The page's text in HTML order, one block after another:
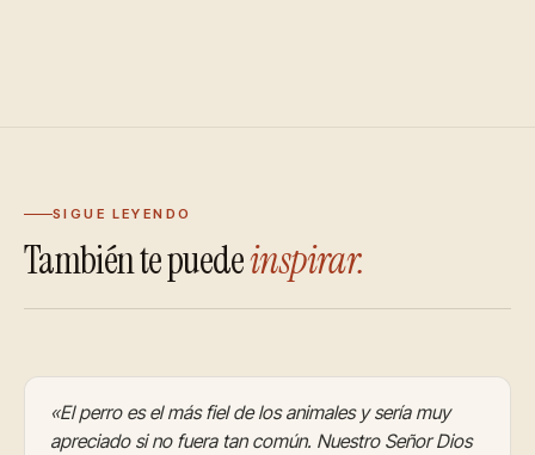
SIGUE LEYENDO
También te puedeinspirar.
«El perro es el más fiel de los animales y sería muy
apreciado si no fuera tan común. Nuestro Señor Dios